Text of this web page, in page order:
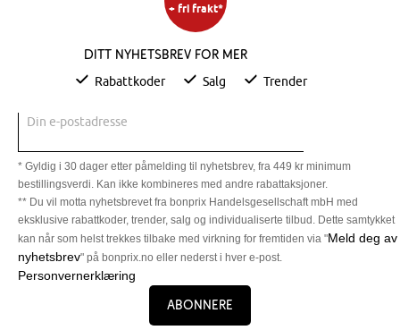
+ fri frakt*
Ditt nyhetsbrev for mer
Rabattkoder Salg Trender
Din e-postadresse
* Gyldig i 30 dager etter påmelding til nyhetsbrev, fra 449 kr minimum
bestillingsverdi. Kan ikke kombineres med andre rabattaksjoner.
** Du vil motta nyhetsbrevet fra bonprix Handelsgesellschaft mbH med
eksklusive rabattkoder, trender, salg og individualiserte tilbud. Dette samtykket
kan når som helst trekkes tilbake med virkning for fremtiden via "Meld deg av
nyhetsbrev" på bonprix.no eller nederst i hver e-post.
Personvernerklæring
Abonnere